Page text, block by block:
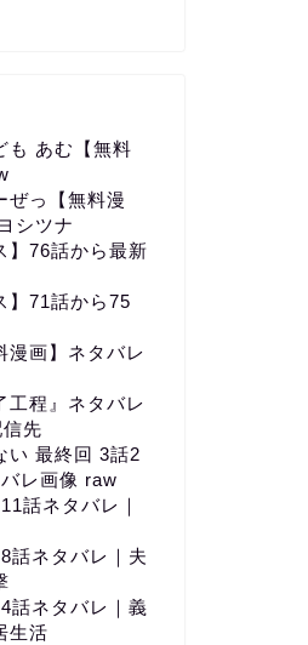
も あむ【無料
ぜっ【無料漫
シツナ
】76話から最新
】71話から75
漫画】ネタバレ
工程』ネタバレ
先
い 最終回 3話2
レ画像 raw
話ネタバレ｜
話ネタバレ｜夫
話ネタバレ｜義
生活